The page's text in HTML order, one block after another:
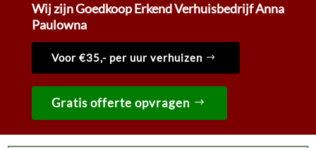
Wij zijn Goedkoop Erkend Verhuisbedrijf Anna
Paulowna
Voor €35,- per uur verhuizen
Gratis offerte opvragen